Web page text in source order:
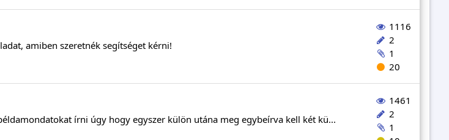
amiben szeretnék segítséget kérni!
1116
2
1
20
írni úgy hogy egyszer külön utána meg egybeírva kell két kü...
1461
2
1